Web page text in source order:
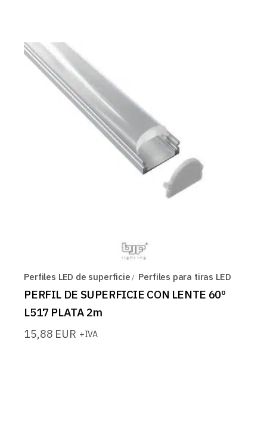
Perfiles LED de superficie Perfiles para tiras LED
PERFIL DE SUPERFICIE CON LENTE 60º
L517 PLATA 2m
15,88 EUR +IVA